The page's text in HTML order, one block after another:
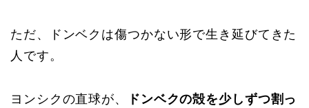
ただ、ドンベクは傷つかない形で生き延びてきた
人です。
ヨンシクの直球が、
ドンベクの殻を少しずつ割っ